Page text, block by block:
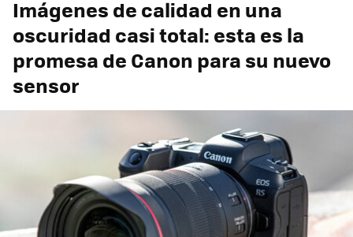
Imágenes de calidad en una
oscuridad casi total: esta es la
promesa de Canon para su nuevo
sensor